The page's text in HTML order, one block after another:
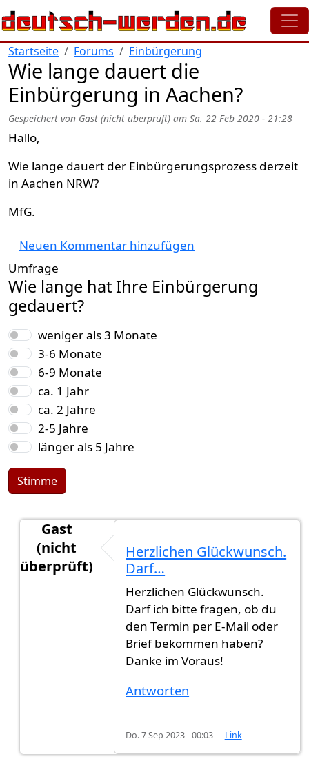
Direkt zum Inhalt
Startseite Forums Einbürgerung
Wie lange dauert die
Einbürgerung in Aachen?
Gespeichert von Gast (nicht überprüft) am Sa. 22 Feb 2020 - 21:28
Hallo,
Wie lange dauert der Einbürgerungsprozess derzeit
in Aachen NRW?
MfG.
Neuen Kommentar hinzufügen
Umfrage
Wie lange hat Ihre Einbürgerung
gedauert?
Auswahlmöglichkeiten
weniger als 3 Monate
3-6 Monate
6-9 Monate
ca. 1 Jahr
ca. 2 Jahre
2-5 Jahre
länger als 5 Jahre
Stimme
Gast
(nicht
überprüft)
Update: Ich habe einen… von
Herzlichen Glückwunsch.
Darf…
Herzlichen Glückwunsch.
Darf ich bitte fragen, ob du
den Termin per E-Mail oder
Brief bekommen haben?
Danke im Voraus!
Antworten
Do. 7 Sep 2023 - 00:03 Link